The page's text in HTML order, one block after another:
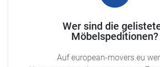
Wer sind die
Möbelspeditionen?
Auf european-movers.eu